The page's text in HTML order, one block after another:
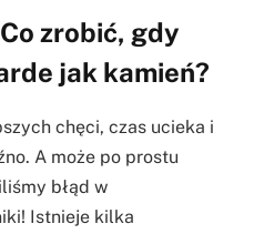
zrobić, gdy
jak kamień?
chęci, czas ucieka i
A może po prostu
błąd w
Istnieje kilka